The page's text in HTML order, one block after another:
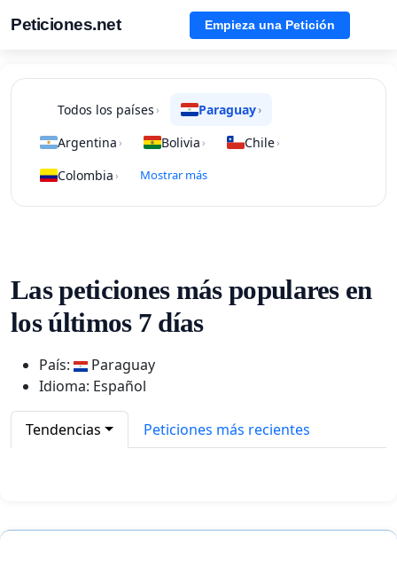
Peticiones.net Empieza una Petición
Todos los países › Paraguay›
Argentina › Bolivia › Chile›
Colombia › Mostrar más
Las peticiones más populares en
los últimos 7 días
País:
Paraguay
Idioma: Español
Tendencias Peticiones más recientes